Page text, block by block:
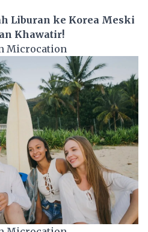
Liburan ke Korea Meski
Khawatir!
Microcation